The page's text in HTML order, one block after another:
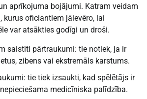
aprīkojuma bojājumi. Katram veidam
kurus oficiantiem jāievēro, lai
var atsākties godīgi un droši.
saistīti pārtraukumi: tie notiek, ja ir
zibens vai ekstremāls karstums.
tie tiek izsaukti, kad spēlētājs ir
medicīniska palīdzība.